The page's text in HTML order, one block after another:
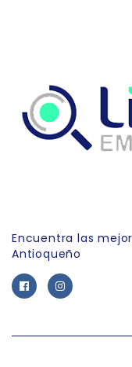
Encuentra las
Antioqueño